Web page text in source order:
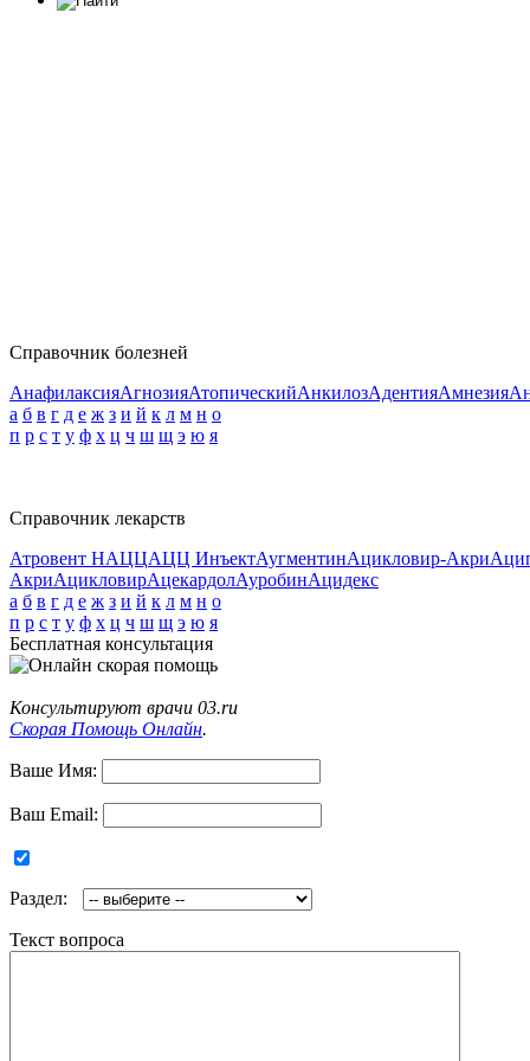
Справочник болезней
АнафилаксияАгнозияАтопическийАнкилозАдентияАмнезия
а б в г д е ж з и й к л м н о
п р с т у ф х ц ч ш щ э ю я
Справочник лекарств
Атровент НАЦЦАЦЦ ИнъектАугментинАцикловир-Акри
АкриАцикловирАцекардолАуробинАцидекс
а б в г д е ж з и й к л м н о
п р с т у ф х ц ч ш щ э ю я
Бесплатная консультация
Консультируют врачи 03.ru
Скорая Помощь Онлайн.
Ваше Имя:
Ваш Email:
Раздел:
Текст вопроса